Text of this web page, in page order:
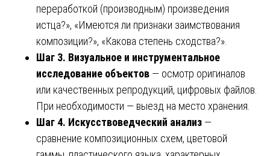
переработкой (производным) произведения
истца?», «Имеются ли признаки заимствования
композиции?», «Какова степень сходства?».
Шаг 3. Визуальное и инструментальное
исследование объектов — осмотр оригиналов
или качественных репродукций, цифровых файлов.
При необходимости — выезд на место хранения.
Шаг 4. Искусствоведческий анализ —
сравнение композиционных схем, цветовой